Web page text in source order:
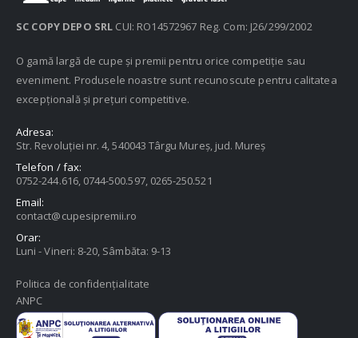
SC COPY DEPO SRL CUI: RO14572967 Reg. Com: J26/299/2002
O gamă largă de cupe și premii pentru orice competiție sau
eveniment. Produsele noastre sunt recunoscute pentru calitatea
excepțională și prețuri competitive.
Adresa:
Str. Revoluției nr. 4, 540043 Târgu Mureș, jud. Mureș
Telefon / fax:
0752-244.616, 0744-500.597, 0265-250.521
Email:
contact@cupesipremii.ro
Orar:
Luni - Vineri: 8-20, Sâmbăta: 9-13
Politica de confidențialitate
ANPC